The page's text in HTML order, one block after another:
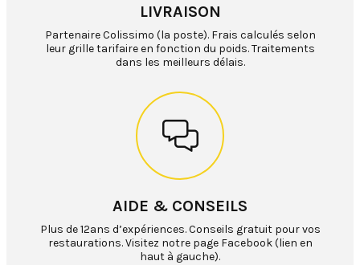
LIVRAISON
Partenaire Colissimo (la poste). Frais calculés selon
leur grille tarifaire en fonction du poids. Traitements
dans les meilleurs délais.
AIDE & CONSEILS
Plus de 12ans d’expériences. Conseils gratuit pour vos
restaurations. Visitez notre page Facebook (lien en
haut à gauche).